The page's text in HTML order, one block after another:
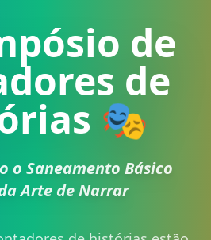
de
de
🎭
o Saneamento Básico
Arte de Narrar